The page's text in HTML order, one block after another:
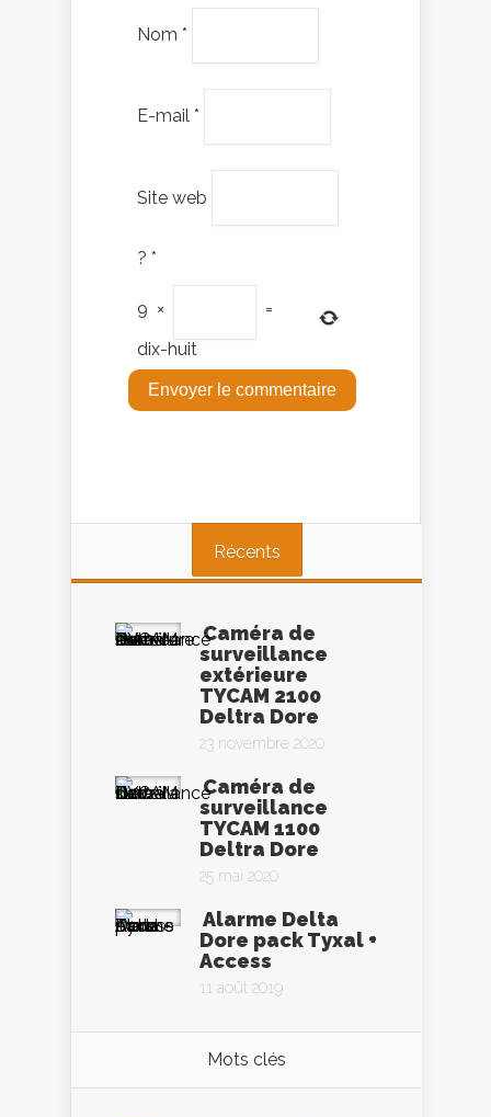
Nom *
E-mail *
Site web
? *
9 ×
=
dix-huit
Récents
Caméra de
surveillance
extérieure
TYCAM 2100
Deltra Dore
23 novembre 2020
Caméra de
surveillance
TYCAM 1100
Deltra Dore
25 mai 2020
Alarme Delta
Dore pack Tyxal +
Access
11 août 2019
Mots clés